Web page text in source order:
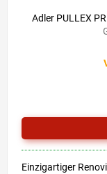
Adler PULLEX
Einzigartiger